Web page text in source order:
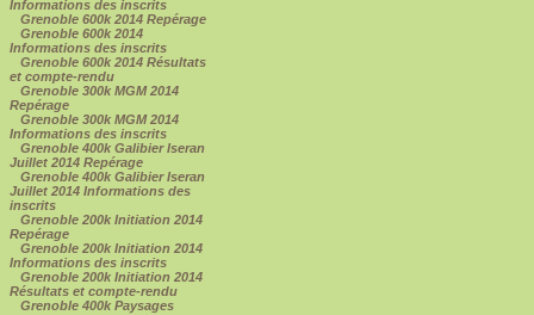
Informations des inscrits
Grenoble 600k 2014 Repérage
Grenoble 600k 2014
Informations des inscrits
Grenoble 600k 2014 Résultats
et compte-rendu
Grenoble 300k MGM 2014
Repérage
Grenoble 300k MGM 2014
Informations des inscrits
Grenoble 400k Galibier Iseran
Juillet 2014 Repérage
Grenoble 400k Galibier Iseran
Juillet 2014 Informations des
inscrits
Grenoble 200k Initiation 2014
Repérage
Grenoble 200k Initiation 2014
Informations des inscrits
Grenoble 200k Initiation 2014
Résultats et compte-rendu
Grenoble 400k Paysages